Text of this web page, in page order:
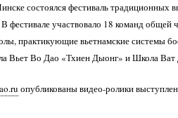
состоялся фестиваль традиционных
фестивале участвовало 18 команд общей
практикующие вьетнамские системы
Вьет Во Дао «Тхиен Дыонг» и Школа
опубликованы видео-ролики